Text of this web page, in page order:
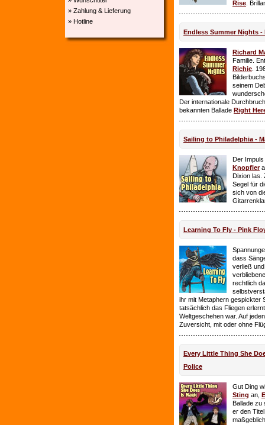
» Zahlung & Lieferung
» Hotline
Rise .
Endless Summer Nights -
Richard
Familie.
Richie .
seinem
Der internationale
bekannten Ballade Right
Sailing to Philadelphia -
Der
Knopfler
Dixion las.
Segel für
sich von
Learning To Fly - Pink
dass
verließ
rechtlich
ihr mit Metaphern gespickter
tatsächlich das Fliegen
Weltgeschehen war. Auf
Zuversicht, mit oder ohne
Every Little Thing She
Police
Gut Ding
Sting an,
Ballade zu
er den